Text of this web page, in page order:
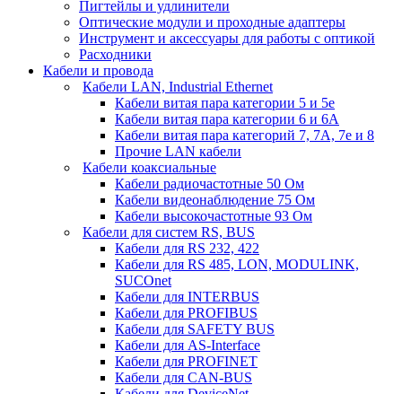
Пигтейлы и удлинители
Оптические модули и проходные адаптеры
Инструмент и аксессуары для работы с оптикой
Расходники
Кабели и провода
Кабели LAN, Industrial Ethernet
Кабели витая пара категории 5 и 5е
Кабели витая пара категории 6 и 6A
Кабели витая пара категорий 7, 7А, 7е и 8
Прочие LAN кабели
Кабели коаксиальные
Кабели радиочастотные 50 Ом
Кабели видеонаблюдение 75 Ом
Кабели высокочастотные 93 Ом
Кабели для систем RS, BUS
Кабели для RS 232, 422
Кабели для RS 485, LON, MODULINK,
SUCOnet
Кабели для INTERBUS
Кабели для PROFIBUS
Кабели для SAFETY BUS
Кабели для AS-Interface
Кабели для PROFINET
Кабели для CAN-BUS